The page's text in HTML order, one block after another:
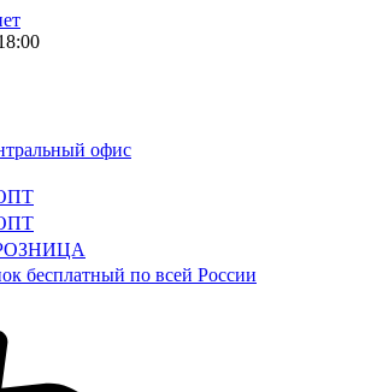
офис
бесплатный по всей России